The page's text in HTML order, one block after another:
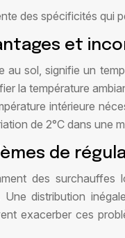
des spécificités qui
et
au sol, signifie un
la température
intérieure
de 2°C dans une
de
des
Une distribution
exacerber ces